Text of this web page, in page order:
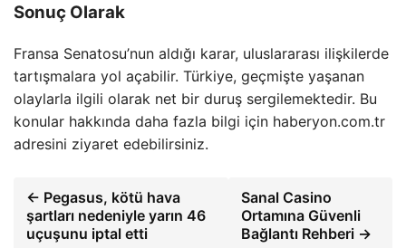
Sonuç Olarak
Fransa Senatosu’nun aldığı karar, uluslararası ilişkilerde
tartışmalara yol açabilir. Türkiye, geçmişte yaşanan
olaylarla ilgili olarak net bir duruş sergilemektedir. Bu
konular hakkında daha fazla bilgi için haberyon.com.tr
adresini ziyaret edebilirsiniz.
← Pegasus, kötü hava
şartları nedeniyle yarın 46
uçuşunu iptal etti
Sanal Casino
Ortamına Güvenli
Bağlantı Rehberi →